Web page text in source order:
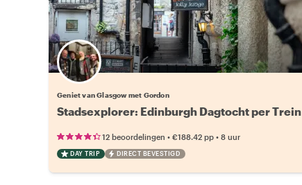
Geniet van Glasgow met Gordon
Stadsexplorer: Edinburgh Dagtocht per Trein
12 beoordelingen • €188.42 pp • 8 uur
DAY TRIP DIRECT BEVESTIGD